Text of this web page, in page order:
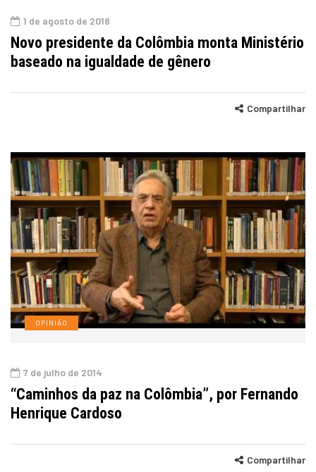
1 de agosto de 2018
Novo presidente da Colômbia monta Ministério
baseado na igualdade de gênero
Compartilhar
OPINIÃO
7 de julho de 2014
“Caminhos da paz na Colômbia”, por Fernando
Henrique Cardoso
Compartilhar